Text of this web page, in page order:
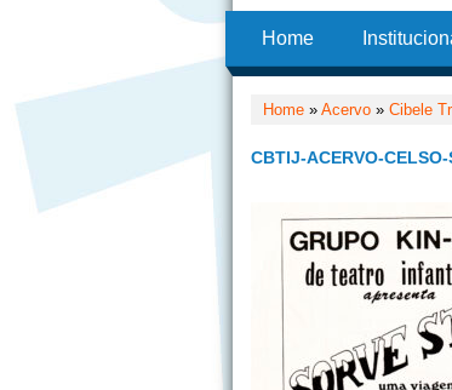
Home
Home » Acervo » Cibele
CBTIJ-ACERVO-